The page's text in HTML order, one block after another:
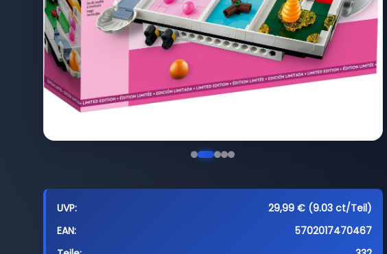
UVP:
29,99 € (9.03 ct/Teil)
EAN:
5702017470467